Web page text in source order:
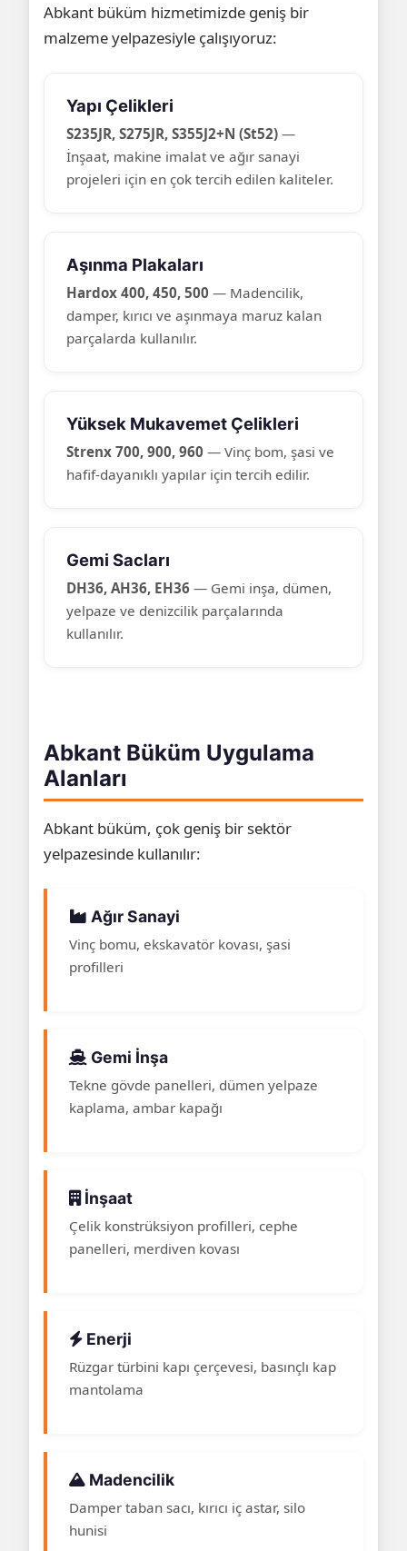
Abkant büküm hizmetimizde geniş bir
malzeme yelpazesiyle çalışıyoruz:
Yapı Çelikleri
S235JR, S275JR, S355J2+N (St52) —
İnşaat, makine imalat ve ağır sanayi
projeleri için en çok tercih edilen kaliteler.
Aşınma Plakaları
Hardox 400, 450, 500 — Madencilik,
damper, kırıcı ve aşınmaya maruz kalan
parçalarda kullanılır.
Yüksek Mukavemet Çelikleri
Strenx 700, 900, 960 — Vinç bom, şasi ve
hafif-dayanıklı yapılar için tercih edilir.
Gemi Sacları
DH36, AH36, EH36 — Gemi inşa, dümen,
yelpaze ve denizcilik parçalarında
kullanılır.
Abkant Büküm Uygulama
Alanları
Abkant büküm, çok geniş bir sektör
yelpazesinde kullanılır:
Ağır Sanayi
Vinç bomu, ekskavatör kovası, şasi
profilleri
Gemi İnşa
Tekne gövde panelleri, dümen yelpaze
kaplama, ambar kapağı
İnşaat
Çelik konstrüksiyon profilleri, cephe
panelleri, merdiven kovası
Enerji
Rüzgar türbini kapı çerçevesi, basınçlı kap
mantolama
Madencilik
Damper taban sacı, kırıcı iç astar, silo
hunisi